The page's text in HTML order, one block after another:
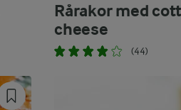
Rårakor med
cheese
(44)